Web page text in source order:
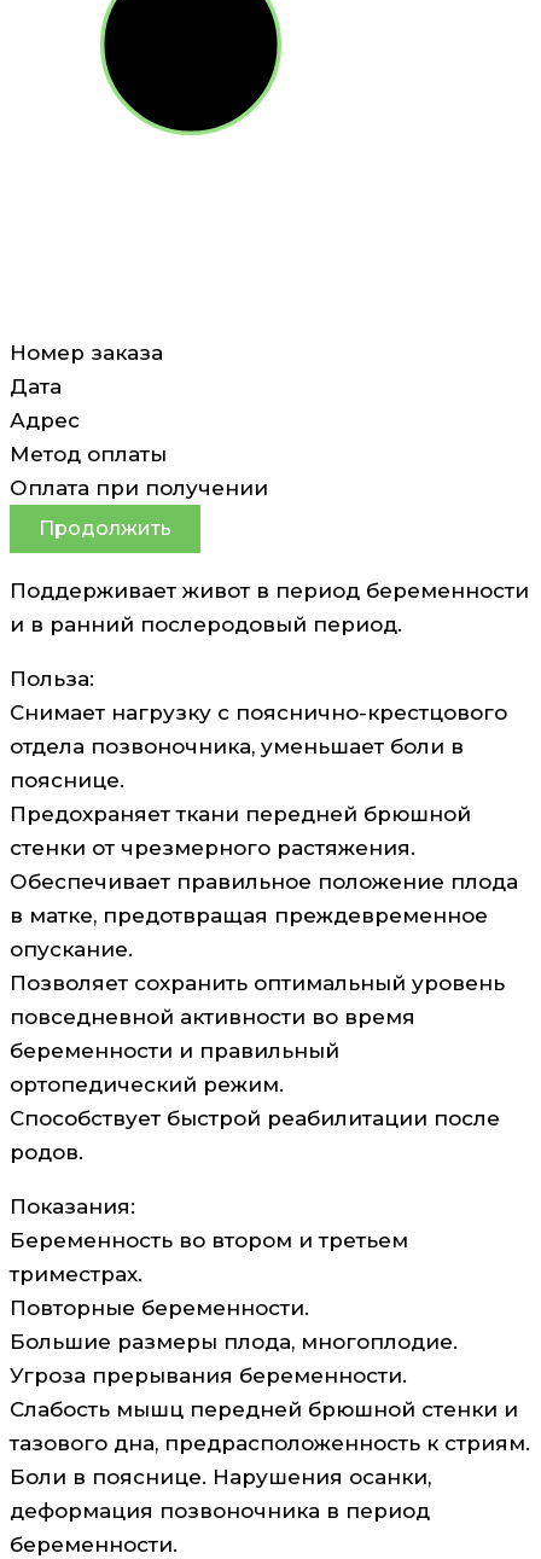
Номер заказа
Дата
Адрес
Метод оплаты
Оплата при получении
Продолжить
Поддерживает живот в период беременности
и в ранний послеродовый период.
Польза:
Снимает нагрузку с пояснично-крестцового
отдела позвоночника, уменьшает боли в
пояснице.
Предохраняет ткани передней брюшной
стенки от чрезмерного растяжения.
Обеспечивает правильное положение плода
в матке, предотвращая преждевременное
опускание.
Позволяет сохранить оптимальный уровень
повседневной активности во время
беременности и правильный
ортопедический режим.
Способствует быстрой реабилитации после
родов.
Показания:
Беременность во втором и третьем
триместрах.
Повторные беременности.
Большие размеры плода, многоплодие.
Угроза прерывания беременности.
Слабость мышц передней брюшной стенки и
тазового дна, предрасположенность к стриям.
Боли в пояснице. Нарушения осанки,
деформация позвоночника в период
беременности.